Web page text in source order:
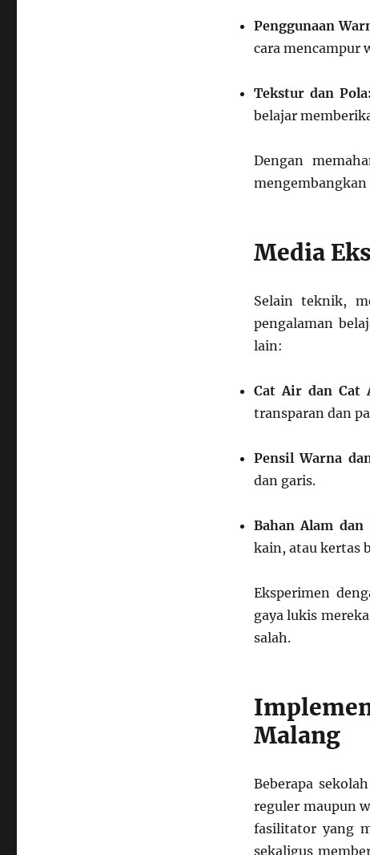
Penggunaan
cara mencampur
Tekstur dan Pola:
belajar
Dengan
mengembangkan
Media
Selain teknik,
pengalaman
lain:
Cat Air dan Cat
transparan dan
Pensil Warna
dan garis.
Bahan Alam dan
kain, atau kertas
Eksperimen
gaya lukis
salah.
Malang
Beberapa
reguler maupun
fasilitator yang
sekaligus